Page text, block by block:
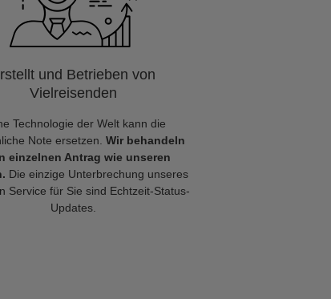
und Betrieben von
Vielreisenden
Technologie der Welt kann die
Note ersetzen. Wir behandeln
einzelnen Antrag wie unseren
Die einzige Unterbrechung unseres
Service für Sie sind Echtzeit-Status-
Updates.